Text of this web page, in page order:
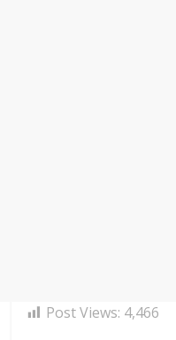
Post Views: 4,466